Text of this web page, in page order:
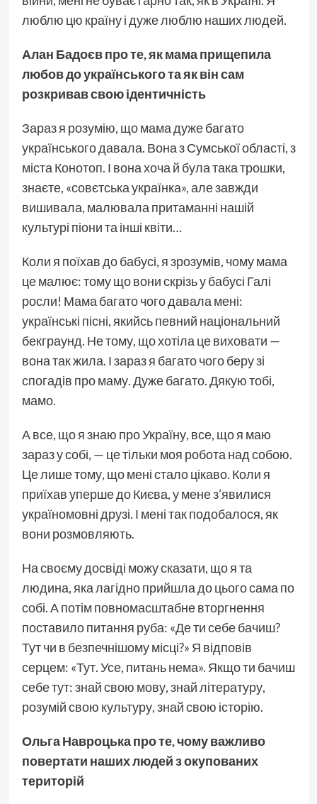
люблю цю країну і дуже люблю наших людей.
Алан Бадоєв про те, як мама прищепила
любов до українського та як він сам
розкривав свою ідентичність
Зараз я розумію, що мама дуже багато
українського давала. Вона з Сумської області, з
міста Конотоп. І вона хоча й була така трошки,
знаєте, «совєтська українка», але завжди
вишивала, малювала притаманні нашій
культурі піони та інші квіти…
Коли я поїхав до бабусі, я зрозумів, чому мама
це малює: тому що вони скрізь у бабусі Галі
росли! Мама багато чого давала мені:
українські пісні, якийсь певний національний
бекграунд. Не тому, що хотіла це виховати —
вона так жила. І зараз я багато чого беру зі
спогадів про маму. Дуже багато. Дякую тобі,
мамо.
А все, що я знаю про Україну, все, що я маю
зараз у собі, — це тільки моя робота над собою.
Це лише тому, що мені стало цікаво. Коли я
приїхав уперше до Києва, у мене з’явилися
україномовні друзі. І мені так подобалося, як
вони розмовляють.
На своєму досвіді можу сказати, що я та
людина, яка лагідно прийшла до цього сама по
собі. А потім повномасштабне вторгнення
поставило питання руба: «Де ти себе бачиш?
Тут чи в безпечнішому місці?» Я відповів
серцем: «Тут. Усе, питань нема». Якщо ти бачиш
себе тут: знай свою мову, знай літературу,
розумій свою культуру, знай свою історію.
Ольга Навроцька про те, чому важливо
повертати наших людей з окупованих
територій